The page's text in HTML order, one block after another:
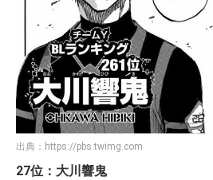
出典： https://pbs.twimg.com
27位：大川響鬼